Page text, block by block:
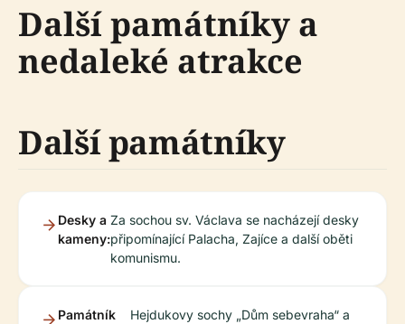
Další památníky a
nedaleké atrakce
Další památníky
Desky a
kameny:
Za sochou sv. Václava se nacházejí desky
připomínající Palacha, Zajíce a další oběti
komunismu.
Památník
Hejdukovy sochy „Dům sebevraha“ a